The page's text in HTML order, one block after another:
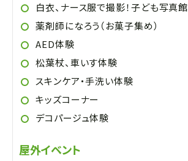
白衣、ナース服で撮影！子ども写真館
薬剤師になろう（お菓子集め）
AED体験
松葉杖、車いす体験
スキンケア・手洗い体験
キッズコーナー
デコパージュ体験
屋外イベント